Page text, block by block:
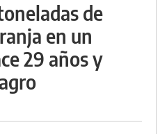
de
en un
29 años y